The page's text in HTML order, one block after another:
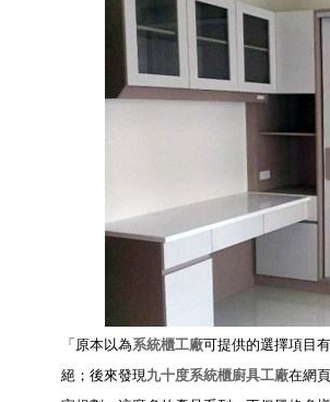
「原本以為系統櫃工廠可提供的選擇項目
絕；後來發現九十度系統櫃廚具工廠在網